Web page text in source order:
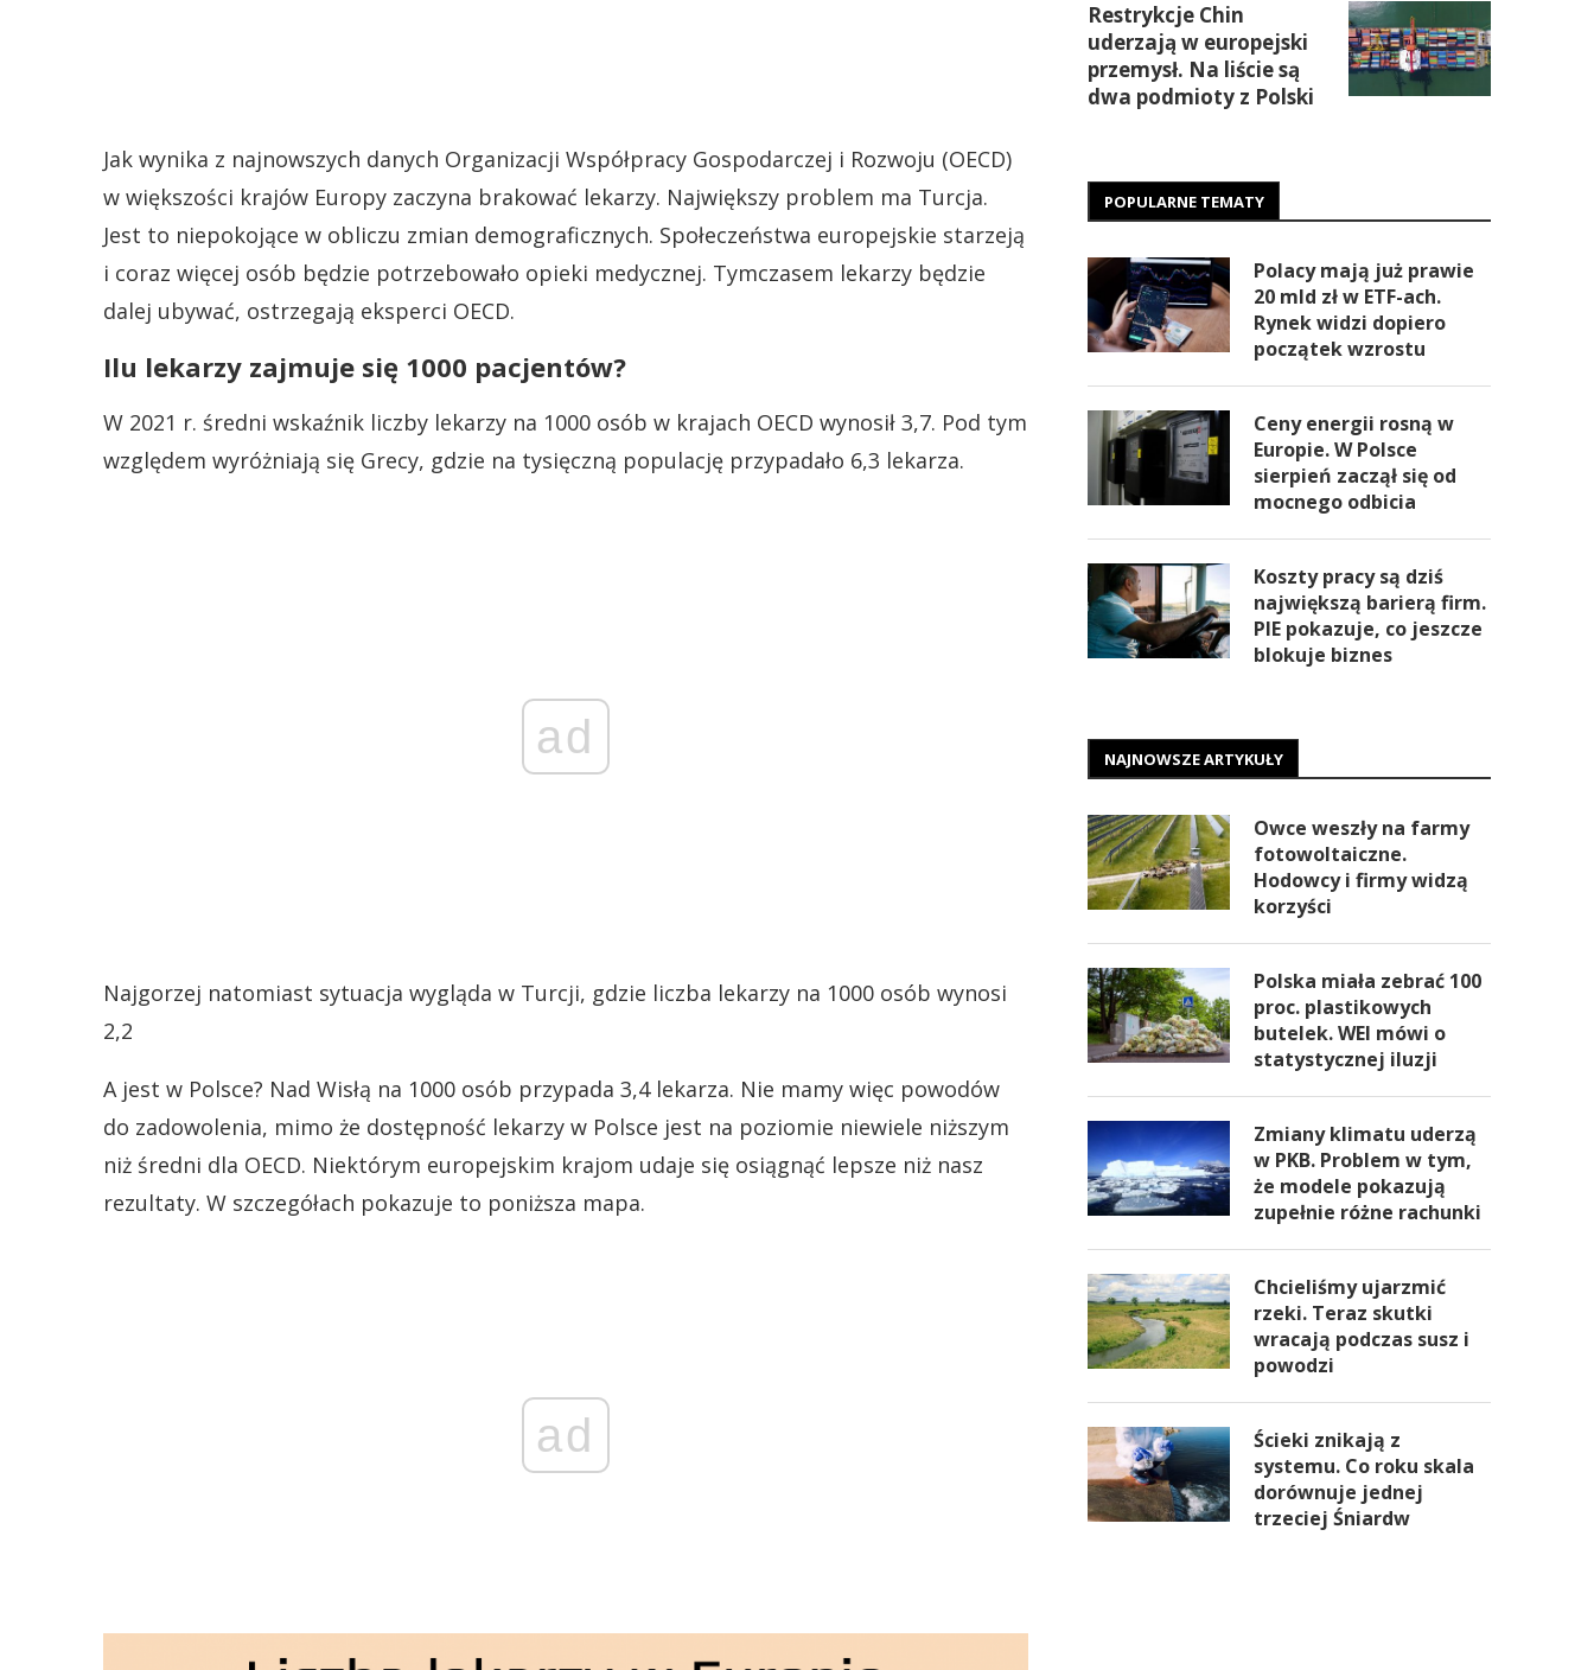
Jak wynika z najnowszych danych Organizacji Współpracy Gospodarczej i Rozwoju (OECD)
w większości krajów Europy zaczyna brakować lekarzy. Największy problem ma Turcja.
Jest to niepokojące w obliczu zmian demograficznych. Społeczeństwa europejskie starzeją
i coraz więcej osób będzie potrzebowało opieki medycznej. Tymczasem lekarzy będzie
dalej ubywać, ostrzegają eksperci OECD.
Ilu lekarzy zajmuje się 1000 pacjentów?
W 2021 r. średni wskaźnik liczby lekarzy na 1000 osób w krajach OECD wynosił 3,7. Pod tym
względem wyróżniają się Grecy, gdzie na tysięczną populację przypadało 6,3 lekarza.
ad
Najgorzej natomiast sytuacja wygląda w Turcji, gdzie liczba lekarzy na 1000 osób wynosi
2,2
A jest w Polsce? Nad Wisłą na 1000 osób przypada 3,4 lekarza. Nie mamy więc powodów
do zadowolenia, mimo że dostępność lekarzy w Polsce jest na poziomie niewiele niższym
niż średni dla OECD. Niektórym europejskim krajom udaje się osiągnąć lepsze niż nasz
rezultaty. W szczegółach pokazuje to poniższa mapa.
ad
Restrykcje Chin
uderzają w europejski
przemysł. Na liście są
dwa podmioty z Polski
POPULARNE TEMATY
Polacy mają już prawie
20 mld zł w ETF-ach.
Rynek widzi dopiero
początek wzrostu
Ceny energii rosną w
Europie. W Polsce
sierpień zaczął się od
mocnego odbicia
Koszty pracy są dziś
największą barierą firm.
PIE pokazuje, co jeszcze
blokuje biznes
NAJNOWSZE ARTYKUŁY
Owce weszły na farmy
fotowoltaiczne.
Hodowcy i firmy widzą
korzyści
Polska miała zebrać 100
proc. plastikowych
butelek. WEI mówi o
statystycznej iluzji
Zmiany klimatu uderzą
w PKB. Problem w tym,
że modele pokazują
zupełnie różne rachunki
Chcieliśmy ujarzmić
rzeki. Teraz skutki
wracają podczas susz i
powodzi
Ścieki znikają z
systemu. Co roku skala
dorównuje jednej
trzeciej Śniardw